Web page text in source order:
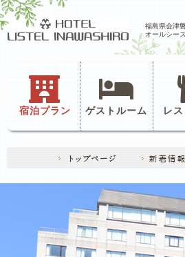
福島県会津
オールシー
宿泊プラン ゲストルーム レ